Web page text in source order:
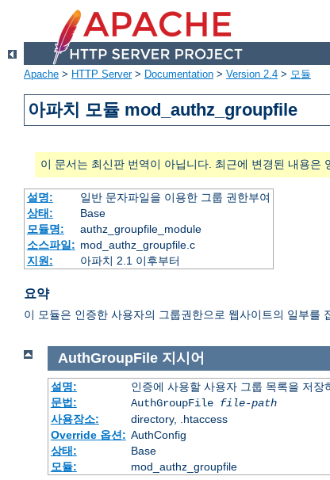
Apache > HTTP Server> Documentation > Version 2.4 > 모듈
아파치 모듈 mod_authz_groupfile
이 문서는 최신판 번역이 아닙니다. 최근에 변경된 내용은
설명:
일반 문자파일을 이용한 그룹 권한부여
상태:
Base
모듈명:
authz_groupfile_module
소스파일: mod_authz_groupfile.c
지원:
아파치 2.1 이후부터
요약
이 모듈은 인증한 사용자의 그룹권한으로 웹사이트의 일부를
AuthGroupFile 지시어
설명:
인증에 사용할 사용자 그룹 목록을 저장
문법:
AuthGroupFile file-path
사용장소:
directory, .htaccess
Override 옵션: AuthConfig
상태:
Base
모듈:
mod_authz_groupfile